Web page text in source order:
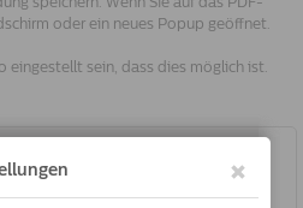
oder ein neues Popup geöffnet.
eingestellt sein, dass dies möglich ist.